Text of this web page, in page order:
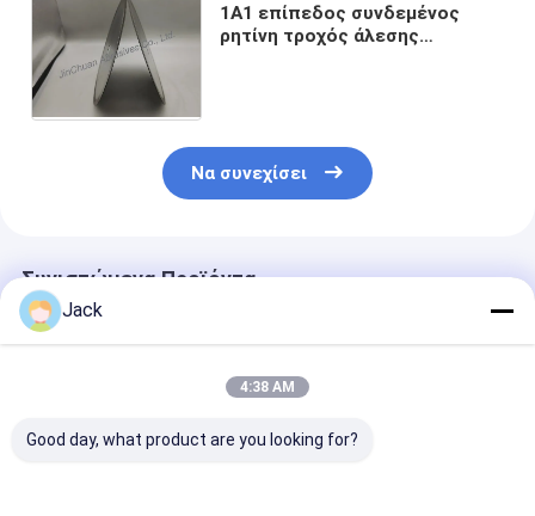
1A1 επίπεδος συνδεμένος
ρητίνη τροχός άλεσης
Να συνεχίσει
Συνιστώμενα Προϊόντα
Jack
4:38 AM
Good day, what product are you looking for?